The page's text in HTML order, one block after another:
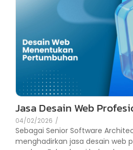
Jasa Desain Web
04/02/2026 /
Sebagai Senior Software
menghadirkan jasa desain web